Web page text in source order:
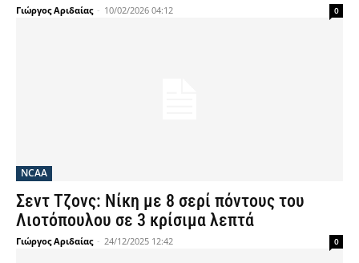
Γιώργος Αριδαίας - 10/02/2026 04:12 0
NCAA
Σεντ Τζονς: Νίκη με 8 σερί πόντους του
Λιοτόπουλου σε 3 κρίσιμα λεπτά
Γιώργος Αριδαίας - 24/12/2025 12:42 0